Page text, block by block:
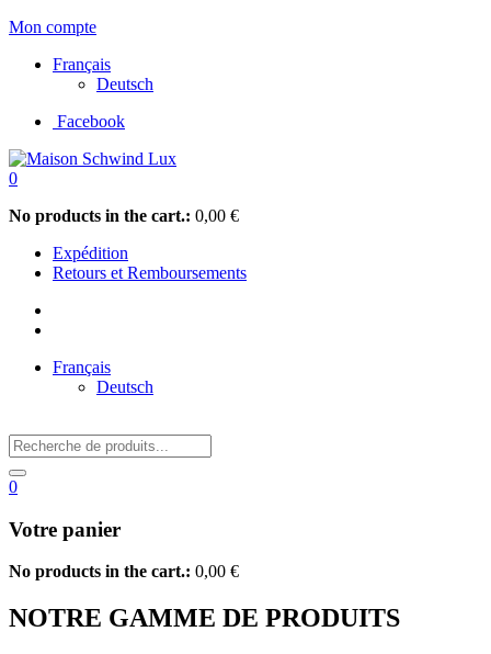
Mon compte
Français
Deutsch
Facebook
0
No products in the cart.: 0,00 €
Expédition
Retours et Remboursements
Français
Deutsch
0
Votre panier
No products in the cart.: 0,00 €
NOTRE GAMME DE PRODUITS